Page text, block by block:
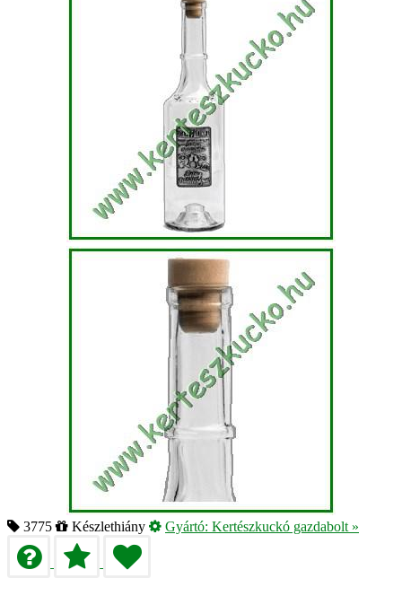
3775 Készlethiány Gyártó: Kertészkuckó gazdabolt »